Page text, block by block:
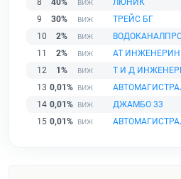
9
30%
ТРЕЙС БГ
10
2%
11
2%
АТ
12
1%
Т И Д
13 0,01%
14 0,01%
ДЖАМБО 33
15 0,01%